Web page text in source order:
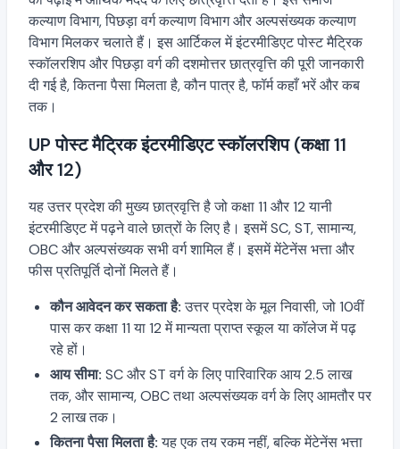
कल्याण विभाग, पिछड़ा वर्ग कल्याण विभाग और अल्पसंख्यक कल्याण
विभाग मिलकर चलाते हैं। इस आर्टिकल में इंटरमीडिएट पोस्ट मैट्रिक
स्कॉलरशिप और पिछड़ा वर्ग की दशमोत्तर छात्रवृत्ति की पूरी जानकारी
दी गई है, कितना पैसा मिलता है, कौन पात्र है, फॉर्म कहाँ भरें और कब
तक।
UP पोस्ट मैट्रिक इंटरमीडिएट स्कॉलरशिप (कक्षा 11
और 12)
यह उत्तर प्रदेश की मुख्य छात्रवृत्ति है जो कक्षा 11 और 12 यानी
इंटरमीडिएट में पढ़ने वाले छात्रों के लिए है। इसमें SC, ST, सामान्य,
OBC और अल्पसंख्यक सभी वर्ग शामिल हैं। इसमें मेंटेनेंस भत्ता और
फीस प्रतिपूर्ति दोनों मिलते हैं।
कौन आवेदन कर सकता है:उत्तर प्रदेश के मूल निवासी, जो 10वीं
पास कर कक्षा 11 या 12 में मान्यता प्राप्त स्कूल या कॉलेज में पढ़
रहे हों।
आय सीमा: SC और ST वर्ग के लिए पारिवारिक आय 2.5 लाख
तक, और सामान्य, OBC तथा अल्पसंख्यक वर्ग के लिए आमतौर पर
2 लाख तक।
कितना पैसा मिलता है:यह एक तय रकम नहीं, बल्कि मेंटेनेंस भत्ता